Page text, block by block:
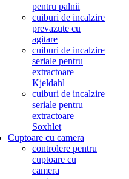
pentru palnii
cuiburi de incalzire
prevazute cu
agitare
cuiburi de incalzire
seriale pentru
extractoare
Kjeldahl
cuiburi de incalzire
seriale pentru
extractoare
Soxhlet
Cuptoare cu camera
controlere pentru
cuptoare cu
camera